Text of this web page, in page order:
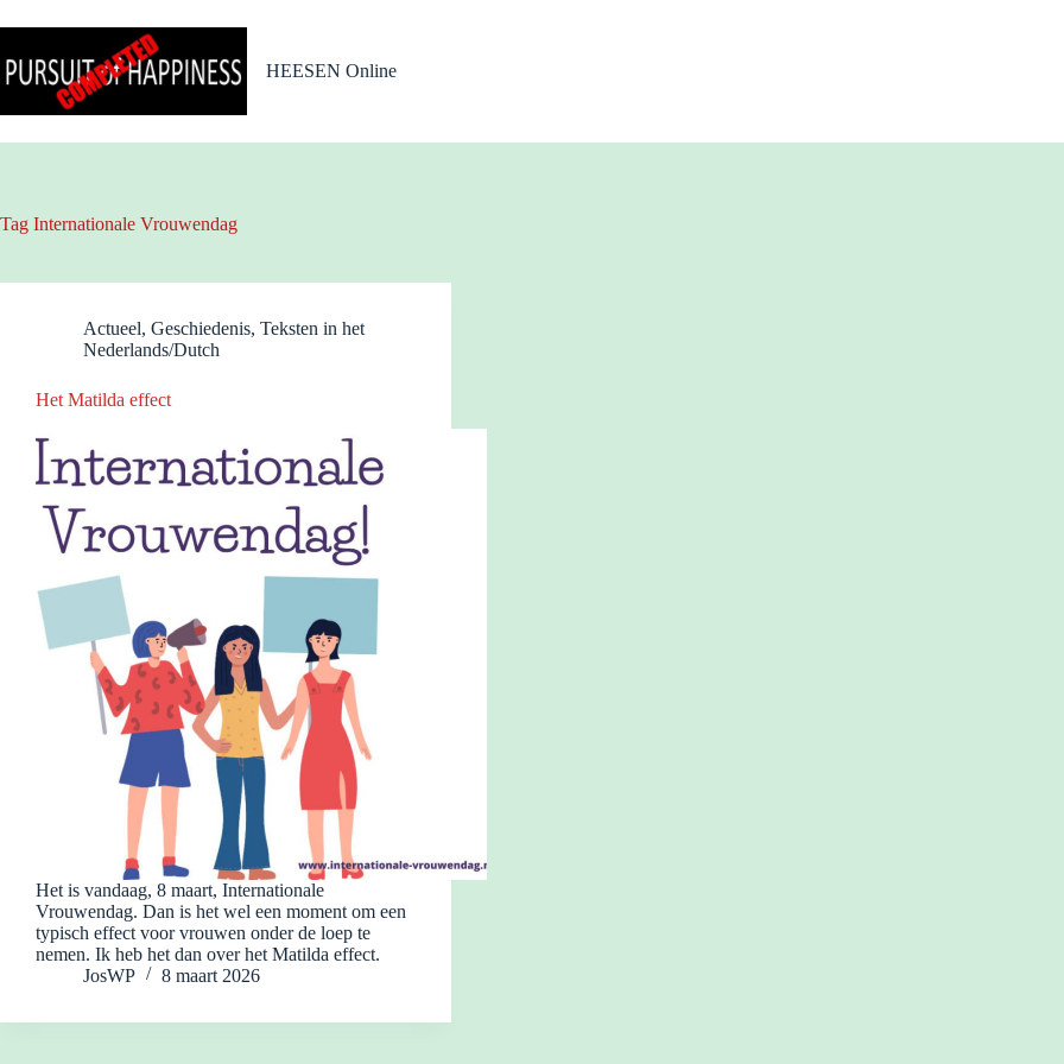
naar
inhoud
HEESEN Online
Tag Internationale Vrouwendag
Actueel, Geschiedenis, Teksten in het
Nederlands/Dutch
Het Matilda effect
Het is vandaag, 8 maart, Internationale
Vrouwendag. Dan is het wel een moment om een
typisch effect voor vrouwen onder de loep te
nemen. Ik heb het dan over het Matilda effect.
JosWP
8 maart 2026